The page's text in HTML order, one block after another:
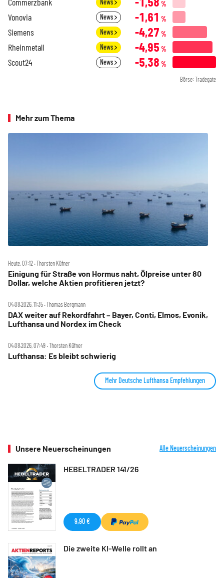
News %
Vonovia News -1,61 %
Siemens News -4,27 %
Rheinmetall News -4,95 %
Scout24 News -5,38 %
Börse: Tradegate
Mehr zum Thema
Heute, 07:12 ‧ Thorsten Küfner
Einigung für Straße von Hormus naht, Ölpreise unter 80
Dollar, welche Aktien profitieren jetzt?
04.08.2026, 11:35 ‧ Thomas Bergmann
DAX weiter auf Rekordfahrt – Bayer, Conti, Elmos, Evonik,
Lufthansa und Nordex im Check
04.08.2026, 07:49 ‧ Thorsten Küfner
Lufthansa: Es bleibt schwierig
Mehr Deutsche Lufthansa Empfehlungen
Unsere Neuerscheinungen Alle Neuerscheinungen
HEBELTRADER 141/26
9,90 €
Die zweite KI-Welle rollt an